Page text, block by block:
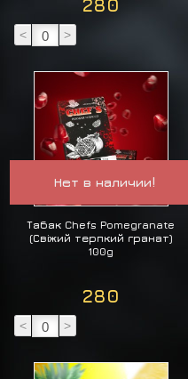
280
< >
Нет в наличии!
Табак Chefs Pomegranate
(Свіжий терпкий гранат)
100g
280
< >